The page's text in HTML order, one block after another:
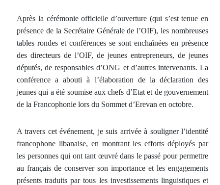
Après la cérémonie officielle d’ouverture (qui s’est tenue en
présence de la Secrétaire Générale de l’OIF), les nombreuses
tables rondes et conférences se sont enchaînées en présence
des directeurs de l’OIF, de jeunes entrepreneurs, de jeunes
députés, de responsables d’ONG et d’autres intervenants. La
conférence a abouti à l’élaboration de la déclaration des
jeunes qui a été soumise aux chefs d’Etat et de gouvernement
de la Francophonie lors du Sommet d’Erevan en octobre.
A travers cet événement, je suis arrivée à souligner l’identité
francophone libanaise, en montrant les efforts déployés par
les personnes qui ont tant œuvré dans le passé pour permettre
au français de conserver son importance et les engagements
présents traduits par tous les investissements linguistiques et